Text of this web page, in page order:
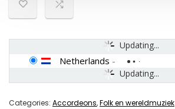
Updating...
Updating...
Netherlands -
Categories: Accordeons,Folk en wereldmuziek